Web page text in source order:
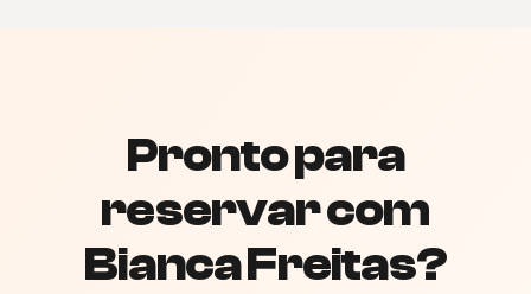
Pronto para
reservar com
Bianca Freitas?